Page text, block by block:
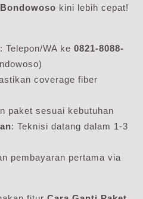
kini lebih cepat!
: Telepon/WA ke 0821-8088-
coverage fiber
paket sesuai kebutuhan
: Teknisi datang dalam 1-3
pembayaran pertama via